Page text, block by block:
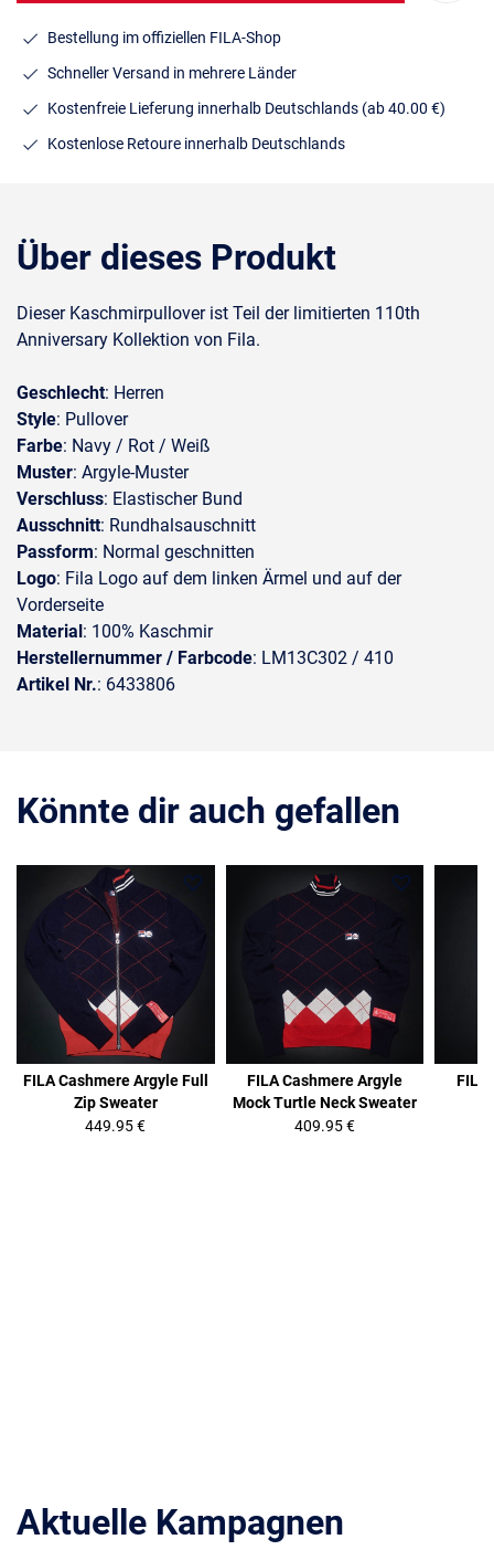
Bestellung im offiziellen FILA-Shop
Schneller Versand in mehrere Länder
Kostenfreie Lieferung innerhalb Deutschlands (ab 40.00 €)
Kostenlose Retoure innerhalb Deutschlands
Über dieses Produkt
Dieser Kaschmirpullover ist Teil der limitierten 110th
Anniversary Kollektion von Fila.
Geschlecht: Herren
Style: Pullover
Farbe: Navy / Rot / Weiß
Muster: Argyle-Muster
Verschluss: Elastischer Bund
Ausschnitt: Rundhalsauschnitt
Passform: Normal geschnitten
Logo: Fila Logo auf dem linken Ärmel und auf der
Vorderseite
Material: 100% Kaschmir
Herstellernummer / Farbcode: LM13C302 / 410
Artikel Nr.: 6433806
Könnte dir auch gefallen
COMING SOON
FILA Cashmere Argyle Full
Zip Sweater
449.95 €
FILA Cashmere Argyle
Mock Turtle Neck Sweater
409.95 €
FILA
Aktuelle Kampagnen